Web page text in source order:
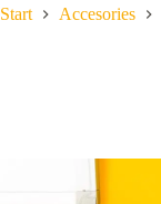
Start Accesories